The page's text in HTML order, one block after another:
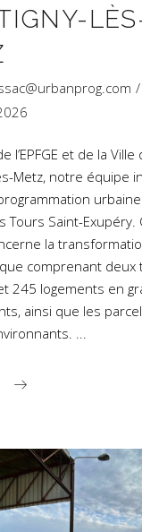
l’EPFGE et de la Ville
Metz, notre équipe
Tours Saint-Exupéry.
la
comprenant deux
245 logements en
ainsi que les